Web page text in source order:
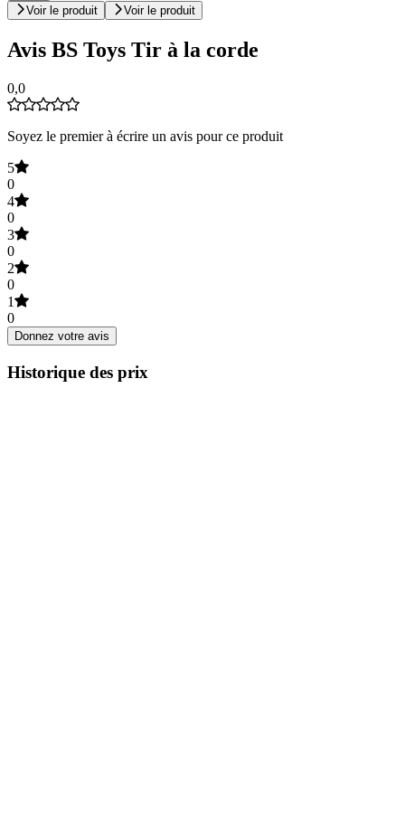
Voir le produit
Voir le produit
Avis BS Toys Tir à la corde
0,0
Soyez le premier à écrire un avis pour ce produit
5
0
4
0
3
0
2
0
1
0
Donnez votre avis
Historique des prix